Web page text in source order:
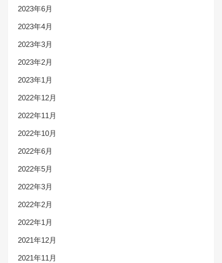
2023年6月
2023年4月
2023年3月
2023年2月
2023年1月
2022年12月
2022年11月
2022年10月
2022年6月
2022年5月
2022年3月
2022年2月
2022年1月
2021年12月
2021年11月